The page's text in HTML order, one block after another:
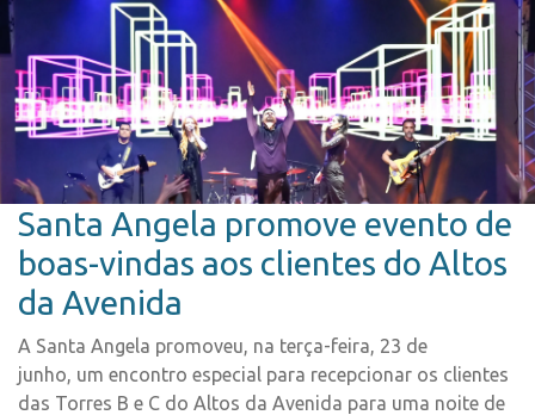
Santa Angela promove evento de
boas-vindas aos clientes do Altos
da Avenida
A Santa Angela promoveu, na terça-feira, 23 de
junho, um encontro especial para recepcionar os clientes
das Torres B e C do Altos da Avenida para uma noite de